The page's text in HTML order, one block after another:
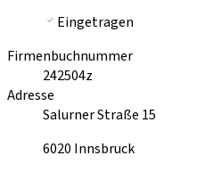
Eingetragen
Firmenbuchnummer
242504z
Adresse
Salurner Straße 15
6020 Innsbruck